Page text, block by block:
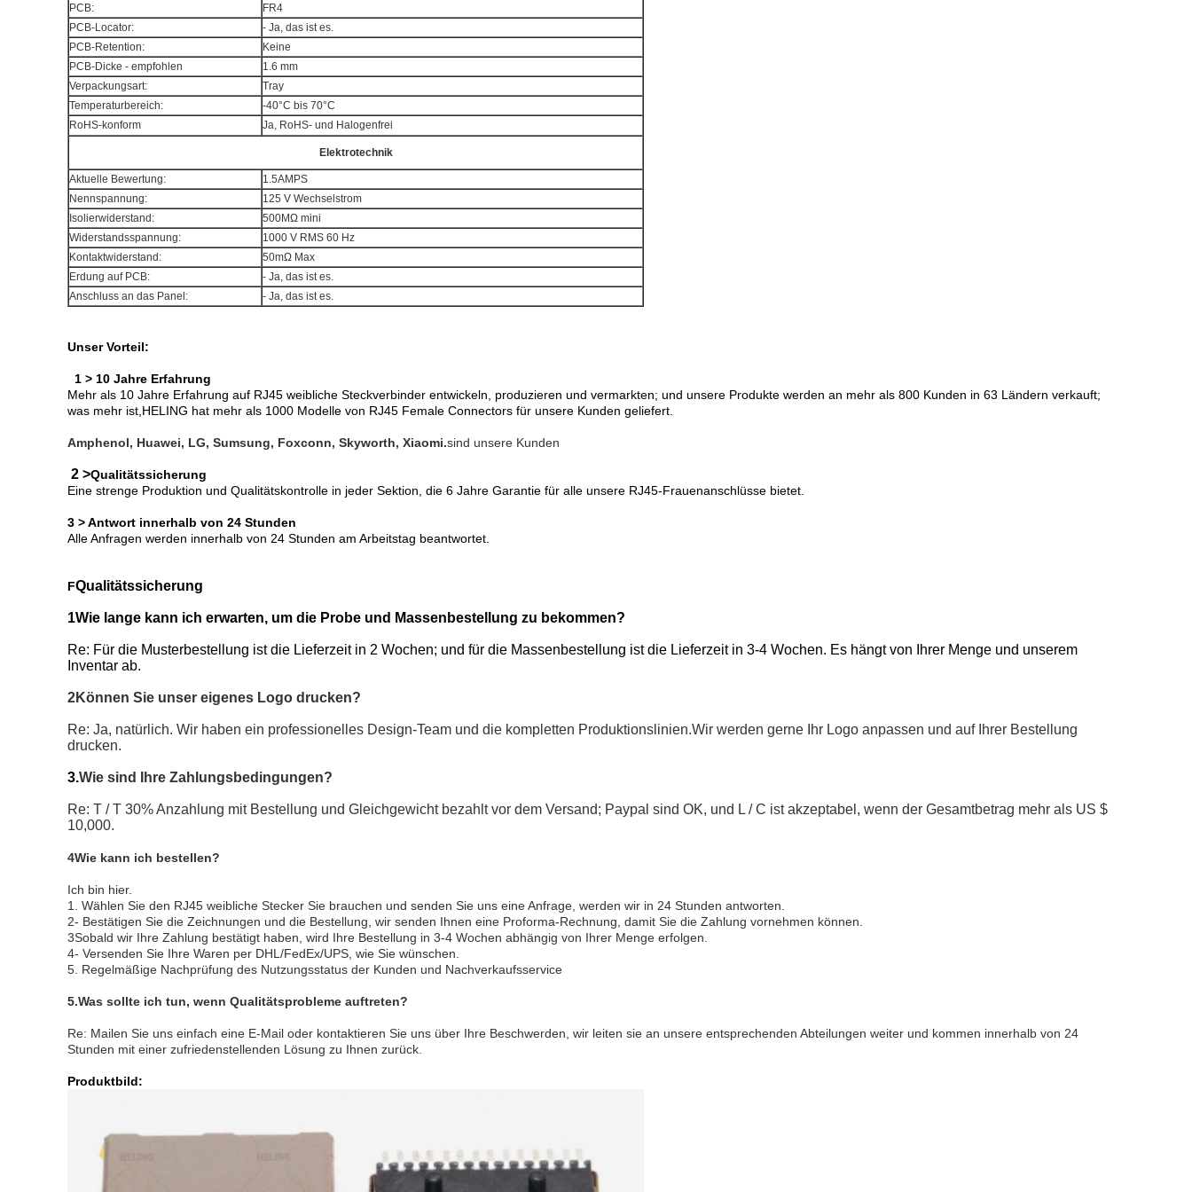
PCB:
FR4
PCB-Locator:
- Ja, das ist es.
PCB-Retention:
Keine
PCB-Dicke - empfohlen
1.6 mm
Verpackungsart:
Tray
Temperaturbereich:
-40°C bis 70°C
RoHS-konform
Ja, RoHS- und Halogenfrei
Elektrotechnik
Aktuelle Bewertung:
1.5AMPS
Nennspannung:
125 V Wechselstrom
Isolierwiderstand:
500MΩ mini
Widerstandsspannung:
1000 V RMS 60 Hz
Kontaktwiderstand:
50mΩ Max
Erdung auf PCB:
- Ja, das ist es.
Anschluss an das Panel:
- Ja, das ist es.
Unser Vorteil:
1 > 10 Jahre Erfahrung
Mehr als 10 Jahre Erfahrung auf RJ45 weibliche Steckverbinder entwickeln, produzieren und vermarkten; und unsere Produkte werden an mehr als 800 Kunden in 63 Ländern verkauft;
was mehr ist,HELING hat mehr als 1000 Modelle von RJ45 Female Connectors für unsere Kunden geliefert.
Amphenol, Huawei, LG, Sumsung, Foxconn, Skyworth, Xiaomi.sind unsere Kunden
2 >Qualitätssicherung
Eine strenge Produktion und Qualitätskontrolle in jeder Sektion, die 6 Jahre Garantie für alle unsere RJ45-Frauenanschlüsse bietet.
3 > Antwort innerhalb von 24 Stunden
Alle Anfragen werden innerhalb von 24 Stunden am Arbeitstag beantwortet.
FQualitätssicherung
1Wie lange kann ich erwarten, um die Probe und Massenbestellung zu bekommen?
Re: Für die Musterbestellung ist die Lieferzeit in 2 Wochen; und für die Massenbestellung ist die Lieferzeit in 3-4 Wochen. Es hängt von Ihrer Menge und unserem
Inventar ab.
2Können Sie unser eigenes Logo drucken?
Re: Ja, natürlich. Wir haben ein professionelles Design-Team und die kompletten Produktionslinien.Wir werden gerne Ihr Logo anpassen und auf Ihrer Bestellung
drucken.
3.Wie sind Ihre Zahlungsbedingungen?
Re: T / T 30% Anzahlung mit Bestellung und Gleichgewicht bezahlt vor dem Versand; Paypal sind OK, und L / C ist akzeptabel, wenn der Gesamtbetrag mehr als US $
10,000.
4Wie kann ich bestellen?
Ich bin hier.
1. Wählen Sie den RJ45 weibliche Stecker Sie brauchen und senden Sie uns eine Anfrage, werden wir in 24 Stunden antworten.
2- Bestätigen Sie die Zeichnungen und die Bestellung, wir senden Ihnen eine Proforma-Rechnung, damit Sie die Zahlung vornehmen können.
3Sobald wir Ihre Zahlung bestätigt haben, wird Ihre Bestellung in 3-4 Wochen abhängig von Ihrer Menge erfolgen.
4- Versenden Sie Ihre Waren per DHL/FedEx/UPS, wie Sie wünschen.
5. Regelmäßige Nachprüfung des Nutzungsstatus der Kunden und Nachverkaufsservice
5.Was sollte ich tun, wenn Qualitätsprobleme auftreten?
Re: Mailen Sie uns einfach eine E-Mail oder kontaktieren Sie uns über Ihre Beschwerden, wir leiten sie an unsere entsprechenden Abteilungen weiter und kommen innerhalb von 24
Stunden mit einer zufriedenstellenden Lösung zu Ihnen zurück.
Produktbild: